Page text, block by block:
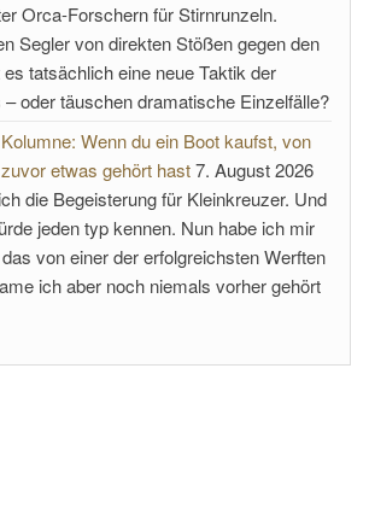
Orca-Forschern für Stirnrunzeln.
Segler von direkten Stößen gegen den
tatsächlich eine neue Taktik der
oder täuschen dramatische Einzelfälle?
Wenn du ein Boot kaufst, von
etwas gehört hast7. August 2026
die Begeisterung für Kleinkreuzer. Und
jeden typ kennen. Nun habe ich mir
von einer der erfolgreichsten Werften
ich aber noch niemals vorher gehört